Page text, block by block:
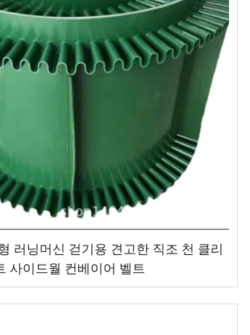
러닝머신 걷기용 견고한 직조 천 클리
사이드월 컨베이어 벨트